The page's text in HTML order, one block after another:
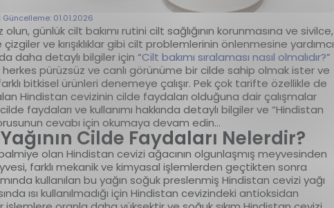
Güncelleme: 01.01.2026
günlük cilt bakımı rutini cilt sağlığının korunmasına ve sivilce,
ve kırışıklıklar gibi cilt problemlerinin önlenmesine yardımcı
daha detaylı bilgiler için “Cilt bakımı sıralaması nasıl olmalıdır?”
herkes pürüzsüz ve canlı görünüme bir cilde sahip olmak ister ve
bitkisel ürünleri denemeye çalışır. Pek çok tarifte özellikle de
Hindistan cevizinin cilde faydaları olduğuna dair çalışmalar
faydaları ve kullanımı hakkında detaylı bilgiler ve “Hindistan
cevabı için okumaya devam edin…
Cilde Faydaları Nelerdir?
olan Hindistan cevizi ağacının olgunlaşmış meyvesinden
farklı mekanik ve kimyasal işlemlerden geçtikten sonra
kullanılan bu yağın soğuk preslenmiş Hindistan cevizi yağı
ısı kullanılmadığı için Hindistan cevizindeki antioksidan